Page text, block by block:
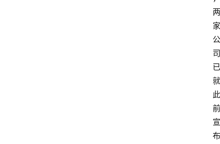
两
家
公
司
已
就
此
前
宣
布